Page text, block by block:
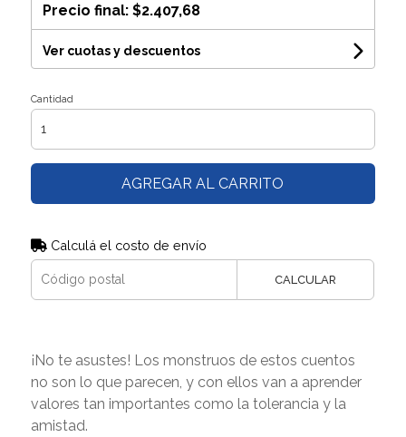
Precio final: $2.407,68
Ver cuotas y descuentos
Cantidad
AGREGAR AL CARRITO
Calculá el costo de envío
CALCULAR
¡No te asustes! Los monstruos de estos cuentos
no son lo que parecen, y con ellos van a aprender
valores tan importantes como la tolerancia y la
amistad.